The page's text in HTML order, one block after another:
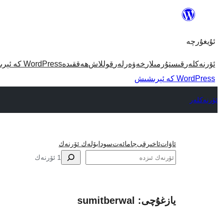
مەزمۇنغا
ئۇيغۇرچە
ئۆرنەكلەر قىستۇرمىلار خەۋەرلەر قوللاشھەققىدەWordPress كە ئېرىشىش
WordPress كە ئېرىشىش
ئۆرنەكلەر
ئاۋاتئاخىرقىجامائەتسودابۆلەك ئۆرنەك
ئىزدە 1 ئۆرنەك
يازغۇچى: sumitberwal